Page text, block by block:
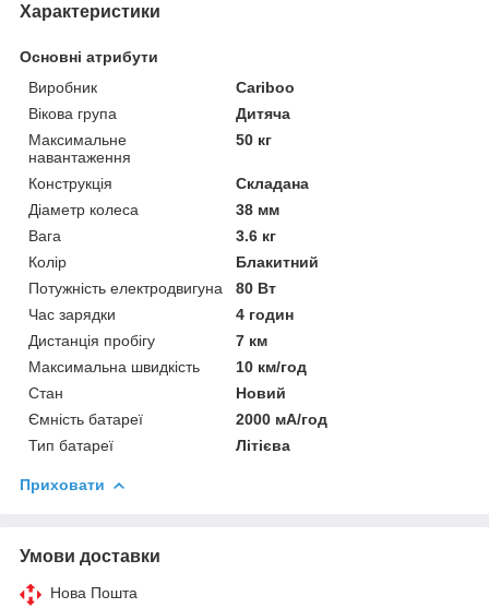
Характеристики
Основні атрибути
Виробник
Cariboo
Вікова група
Дитяча
Максимальне
навантаження
50 кг
Конструкція
Складана
Діаметр колеса
38 мм
Вага
3.6 кг
Колір
Блакитний
Потужність електродвигуна
80 Вт
Час зарядки
4 годин
Дистанція пробігу
7 км
Максимальна швидкість
10 км/год
Стан
Новий
Ємність батареї
2000 мА/год
Тип батареї
Літієва
Приховати
Умови доставки
Нова Пошта